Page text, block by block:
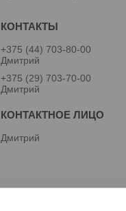
+375 (44) 703-80-00
Дмитрий
+375 (29) 703-70-00
Дмитрий
Дмитрий